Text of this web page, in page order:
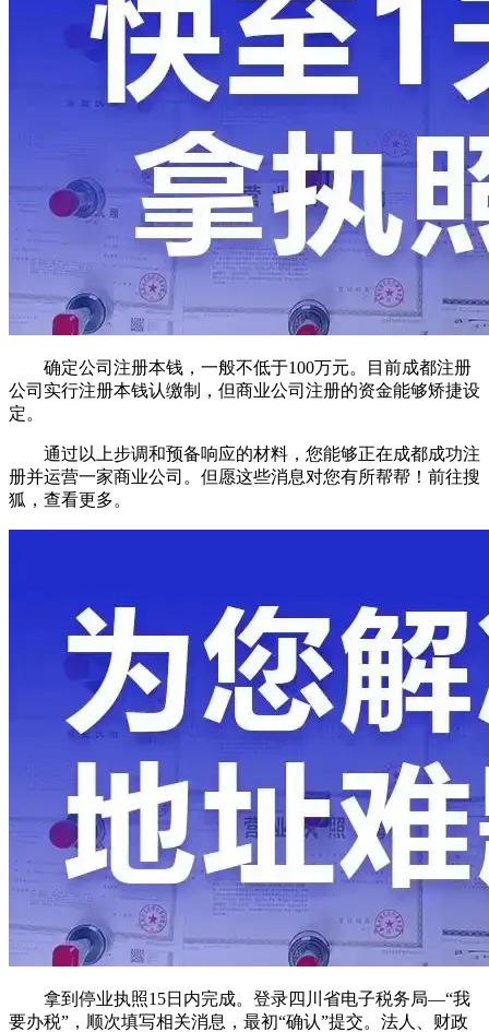
确定公司注册本钱，一般不低于100万元。目前成都注册
公司实行注册本钱认缴制，但商业公司注册的资金能够矫捷设
定。
通过以上步调和预备响应的材料，您能够正在成都成功注
册并运营一家商业公司。但愿这些消息对您有所帮帮！前往搜
狐，查看更多。
拿到停业执照15日内完成。登录四川省电子税务局—“我
要办税”，顺次填写相关消息，最初“确认”提交。法人、财政